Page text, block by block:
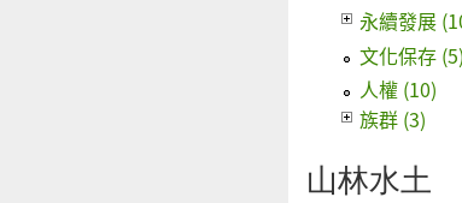
永續發展
文化保存 (5)
人權 (10)
族群 (3)
山林水土